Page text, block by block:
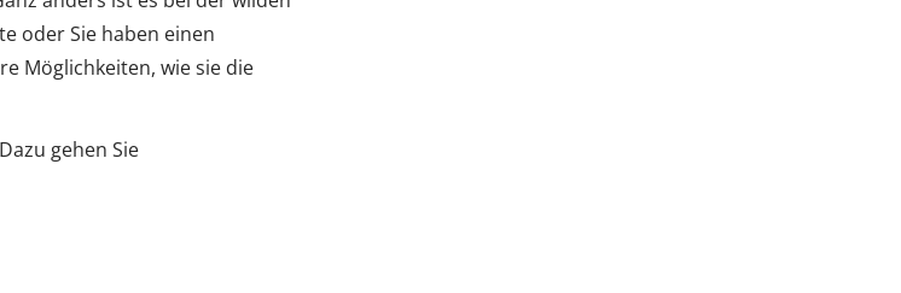
oder Sie haben einen
Möglichkeiten, wie sie die
gehen Sie